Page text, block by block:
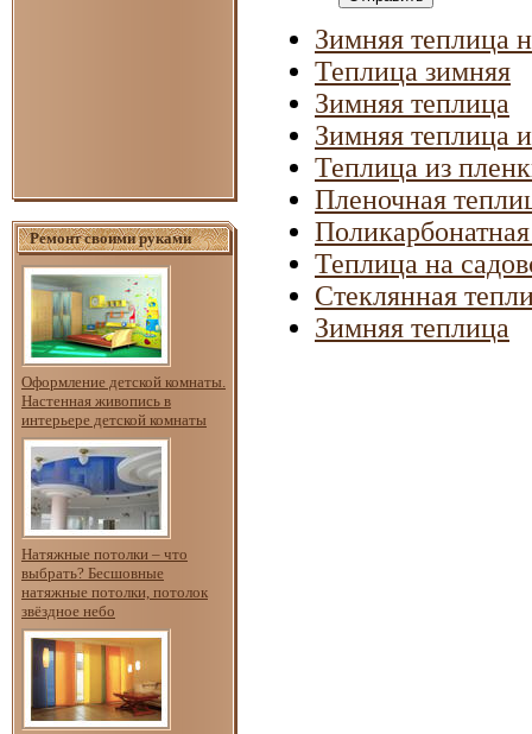
Ремонт своими руками
Оформление детской комнаты.
Настенная живопись в
интерьере детской комнаты
Натяжные потолки – что
выбрать? Бесшовные
натяжные потолки, потолок
звёздное небо
Зимняя теплица
Теплица зимняя
Зимняя теплица
Зимняя теплица
Теплица из
Пленочная
Теплица на
Стеклянная
Зимняя теплица